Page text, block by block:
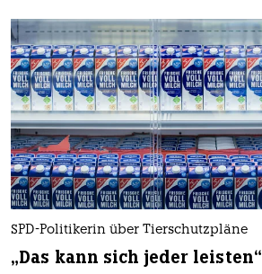
SPD-Politikerin über Tierschutzpläne
„Das kann sich jeder leisten“